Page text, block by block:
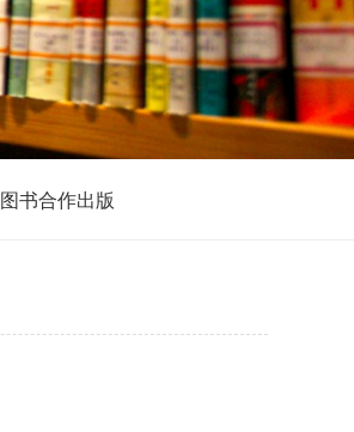
图书合作出版